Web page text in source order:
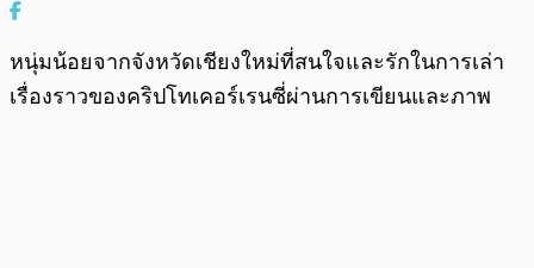
หนุ่มน้อยจากจังหวัดเชียงใหม่ที่สนใจและรักในการเล่า
เรื่องราวของคริปโทเคอร์เรนซี่ผ่านการเขียนและภาพ